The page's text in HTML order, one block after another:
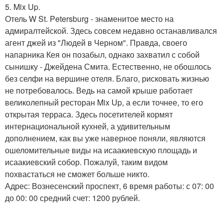
5. Mix Up.
Отель W St. Petersburg - знаменитое место на
адмиралтейской. Здесь совсем недавно останавливался
агент джей из "Людей в Черном". Правда, своего
напарника Кея он позабыл, однако захватил с собой
сынишку - Джейдена Смита. Естественно, не обошлось
без селфи на вершине отеля. Благо, рисковать жизнью
не потребовалось. Ведь на самой крыше работает
великолепный ресторан Mix Up, а если точнее, то его
открытая терраса. Здесь посетителей кормят
интернациональной кухней, а удивительным
дополнением, как вы уже наверное поняли, являются
ошеломительные виды на исаакиевскую площадь и
исаакиевский собор. Пожалуй, таким видом
похвастаться не сможет больше никто.
Адрес: Вознесенский проспект, 6 время работы: с 07: 00
до 00: 00 средний счет: 1200 рублей.